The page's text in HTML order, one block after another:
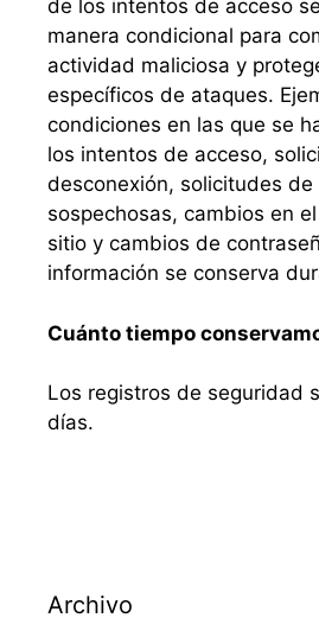
de los intentos de acceso
manera condicional para
actividad maliciosa y
específicos de ataques.
condiciones en las que se
los intentos de acceso,
desconexión, solicitudes de
sospechosas, cambios en
sitio y cambios de
información se conserva
Cuánto tiempo
Los registros de seguridad
días.
Archivo